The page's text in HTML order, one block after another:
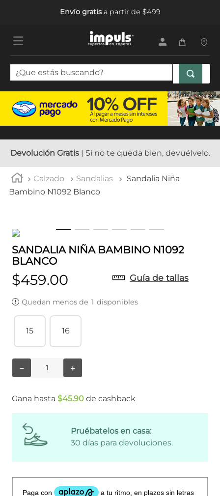
Envío gratisa partir de $499
¿Que estás buscando?
Devolución Gratis| Si no te queda bien, devuélvelo.
Calzado Sandalias
Sandalia Niña
Bambino N1092 Blanco
SANDALIA NIÑA BAMBINO N1092
BLANCO
$459.00 Guía de tallas
Quedan menos de 1 disponibles
15 16
＋
－
Gana hasta $45.90 de cashback
Pruébatelos en casa:
30 días para devoluciones.
TÉRMINOS MÁS BUSCADOS
1.
sandalias mujer
tenis hombre
5. tenis